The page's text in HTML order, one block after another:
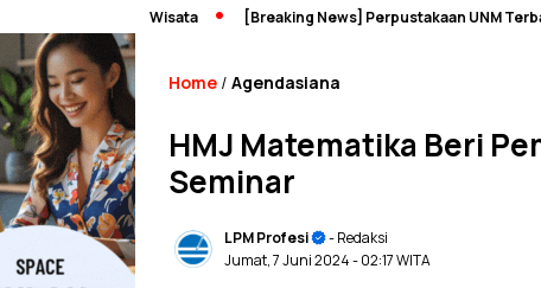
dan Wisata [Breaking News] Perpustakaan UNM Terbakar
Home / Agendasiana
HMJ Matematika Beri
Seminar
LPM Profesi
- Redaksi
Jumat, 7 Juni 2024- 02:17 WITA